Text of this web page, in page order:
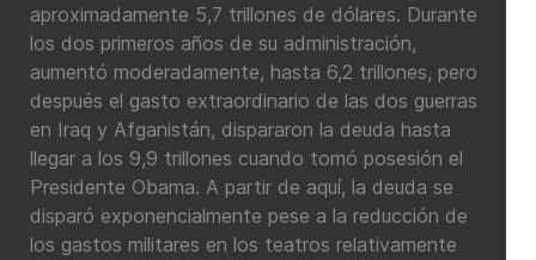
aproximadamente 5,7 trillones de dólares. Durante
los dos primeros años de su administración,
aumentó moderadamente, hasta 6,2 trillones, pero
después el gasto extraordinario de las dos guerras
en Iraq y Afganistán, dispararon la deuda hasta
llegar a los 9,9 trillones cuando tomó posesión el
Presidente Obama. A partir de aquí, la deuda se
disparó exponencialmente pese a la reducción de
los gastos militares en los teatros relativamente